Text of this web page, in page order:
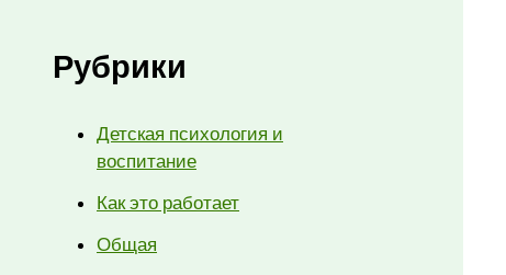
Рубрики
Детская психология и
воспитание
Как это работает
Общая